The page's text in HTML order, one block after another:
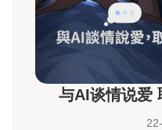
与AI谈情说爱